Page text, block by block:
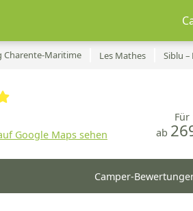
Charente-Maritime Les Mathes Siblu
Google Maps sehen
Für
ab
Camper-